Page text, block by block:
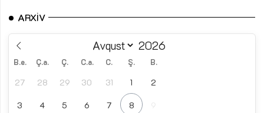
ARXIV
B.e. Ç.a. Ç. C.a. C. Ş. B.
27 28 29 30 31 1 2
3 4 5 6 7 8